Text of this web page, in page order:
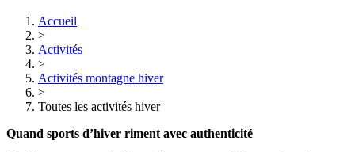
Accueil
>
Activités
>
Activités montagne hiver
>
Toutes les activités hiver
Quand sports d’hiver riment avec authenticité